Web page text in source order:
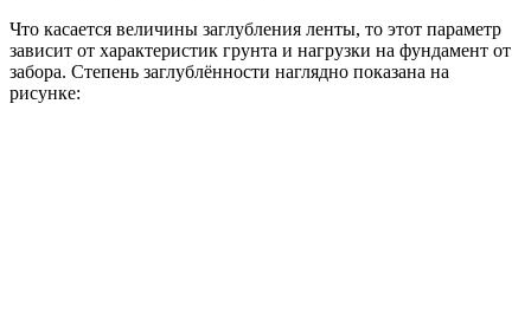
Что касается величины заглубления ленты, то этот параметр
зависит от характеристик грунта и нагрузки на фундамент от
забора. Степень заглублённости наглядно показана на
рисунке: